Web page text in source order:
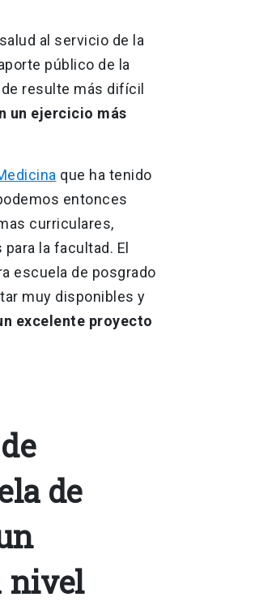
al servicio de la
público de la
resulte más difícil
un ejercicio más
que ha tenido
entonces
curriculares,
la facultad. El
escuela de posgrado
muy disponibles y
excelente proyecto
de
nivel